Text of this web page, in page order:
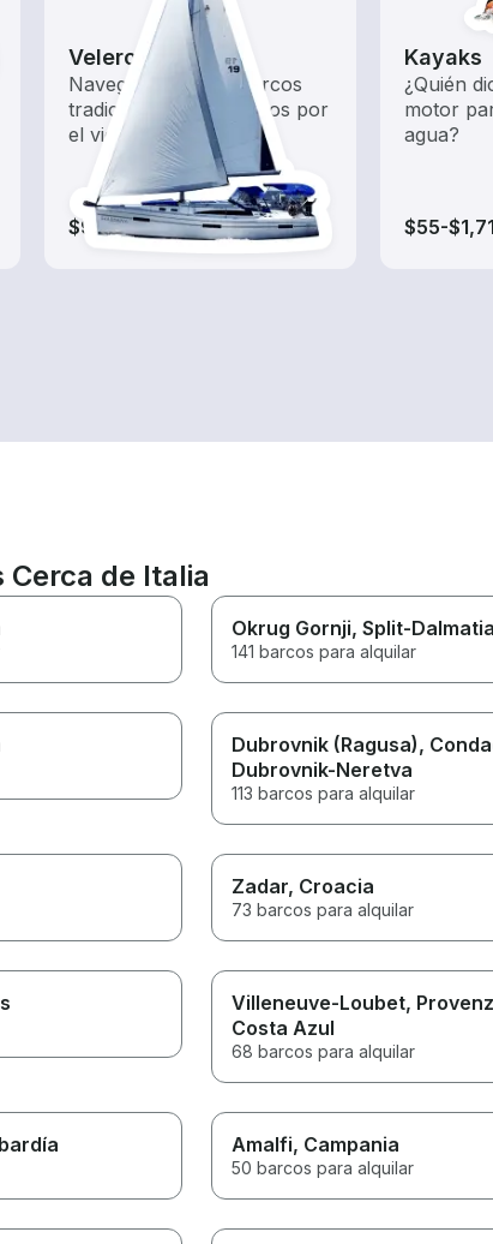
Veleros
Navega con estos barcos
tradicionales impulsados por
el viento.
$90-$2,520
Kayaks
¿Quién
motor
agua?
$55-
de Italia
Okrug Gornji, Split-
141 barcos para alquilar
Dubrovnik (Ragusa),
Dubrovnik-Neretva
113 barcos para alquilar
Zadar, Croacia
73 barcos para alquilar
Villeneuve-Loubet,
Costa Azul
68 barcos para alquilar
Amalfi, Campania
50 barcos para alquilar